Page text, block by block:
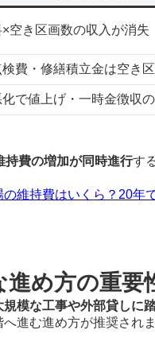
空き区画数の収入が消失
費・修繕積立金は空き
で値上げ・一時金徴収
持費の増加が同時進行す
維持費はいくら？20年
進め方の重要
規模な工事や外部貸しに
進む進め方が推奨されま